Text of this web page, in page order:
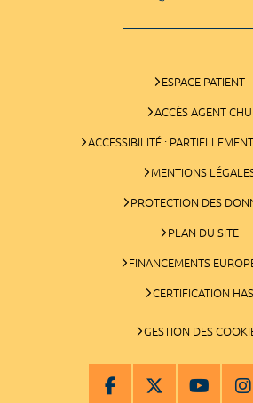
ESPACE PATIENT
ACCÈS AGENT CHU
ACCESSIBILITÉ :
MENTIONS
PROTECTION DES
PLAN DU SITE
FINANCEMENTS
CERTIFICATION HAS
GESTION DES